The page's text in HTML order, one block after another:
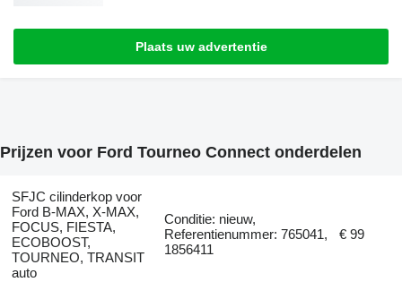
Plaats uw advertentie
Prijzen voor Ford Tourneo Connect onderdelen
SFJC cilinderkop voor
Ford B-MAX, X-MAX,
FOCUS, FIESTA,
ECOBOOST,
TOURNEO, TRANSIT
auto
Conditie: nieuw,
Referentienummer: 765041,
1856411
€ 99